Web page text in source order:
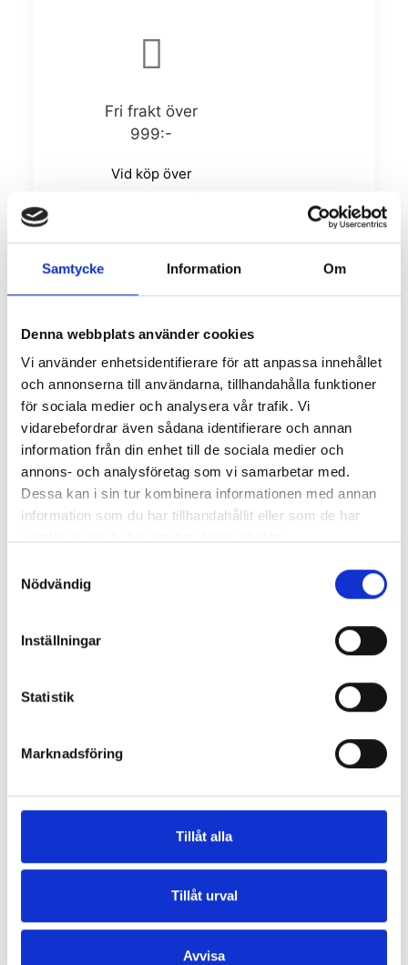
Samtycke Information Om
Denna webbplats använder cookies
Vi använder enhetsidentifierare för att anpassa innehållet
och annonserna till användarna, tillhandahålla funktioner
för sociala medier och analysera vår trafik. Vi
vidarebefordrar även sådana identifierare och annan
information från din enhet till de sociala medier och
annons- och analysföretag som vi samarbetar med.
Dessa kan i sin tur kombinera informationen med annan
information som du har tillhandahållit eller som de har
Nödvändig
Inställningar
Statistik
Marknadsföring
Tillåt alla
Tillåt urval
Avvisa
Fri frakt över
999:-
Vid köp över
använder oss av
DHL som
normalt sett har
leveransdagar.
by tastudenten